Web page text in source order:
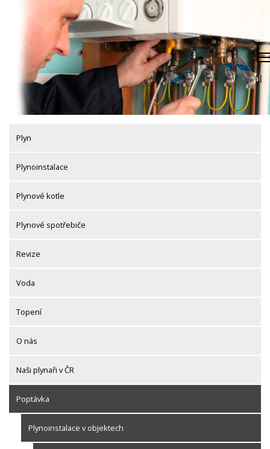
Plyn
Plynoinstalace
Plynové kotle
Plynové spotřebiče
Revize
Voda
Topení
O nás
Naši plynaři v ČR
Poptávka
Plynoinstalace v objektech